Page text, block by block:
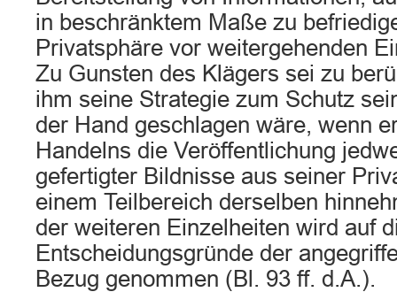
in beschränktem Maße zu
Privatsphäre vor weitergehenden
Zu Gunsten des Klägers sei zu
ihm seine Strategie zum Schutz
der Hand geschlagen wäre, wenn
Handelns die Veröffentlichung
gefertigter Bildnisse aus seiner
einem Teilbereich derselben
der weiteren Einzelheiten wird auf
Entscheidungsgründe der
Bezug genommen (Bl. 93 ff. d.A.).